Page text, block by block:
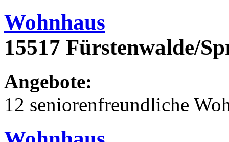
Wohnhaus
15517 Fürstenwalde/
Angebote:
12 seniorenfreundliche